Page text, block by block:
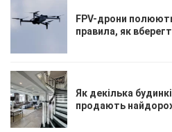
FPV-дрони
правила, як
Як декілька
продають